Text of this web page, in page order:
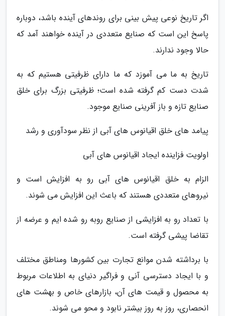
اگر تاریخ نوعی پیش بینی برای روندهای آینده باشد، دوباره
پاسخ این است که صنایع متعددی در آینده خواهند آمد که
حالا وجود ندارند.
تاریخ به ما می آموزد که ما دارای ظرفیتی هستیم که به
شدت دست کم گرفته شده است؛ ظرفیتی بزرگ برای خلق
صنایع تازه و باز آفرینی صنایع موجود.
پیامد های خلق اقیانوس های آبی از نظر سودآوری و رشد
اولویت فزاینده ایجاد اقیانوس های آبی
الزام به خلق اقیانوس های آبی رو به افزایش است و
نیروهای متعددی هستند که باعث این افزایش می شوند.
با تعداد رو به افزایشی از صنایع روبه رو شده ایم و عرضه از
تقاضا پیشی گرفته است.
با برداشته شدن موانع تجارت بین کشورها ومناطق مختلف
و با ایجاد دسترسی آنی و فراگیر دنیای به اطلاعات مربوط
به محصول و قیمت های آن، بازارهای خاص و بهشت های
انحصاری، روز به روز بیشتر نابود و محو می شوند.